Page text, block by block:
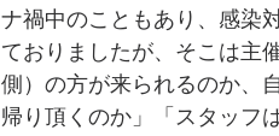
ナ禍中のこともあり、感染
ておりましたが、そこは主
側）の方が来られるのか、
帰り頂くのか」「スタッフ